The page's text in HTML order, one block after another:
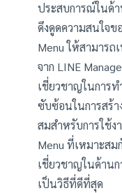
ประสบการณ์ในด้
ดึงดูดความสนใจข
Menu ให้สามารถ
จาก LINE
เชี่ยวชาญในการ
ซับซ้อนในการสร้
สมสำหรับการใช้ง
Menu ที่เหมาะส
เชี่ยวชาญในด้าน
เป็นวิธีที่ดีที่สุด